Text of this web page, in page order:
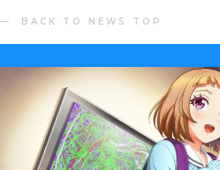
BACK TO NEWS TOP